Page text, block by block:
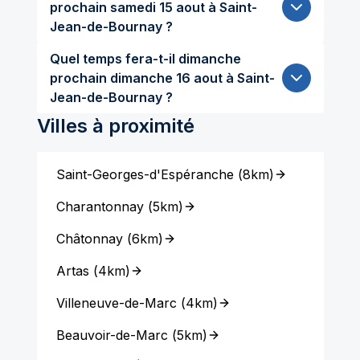
prochain samedi 15 aout à Saint-
Jean-de-Bournay ?
Quel temps fera-t-il dimanche
prochain dimanche 16 aout à Saint-
Jean-de-Bournay ?
Villes à proximité
Saint-Georges-d'Espéranche(8km)
Charantonnay(5km)
Châtonnay(6km)
Artas (4km)
Villeneuve-de-Marc (4km)
Beauvoir-de-Marc (5km)